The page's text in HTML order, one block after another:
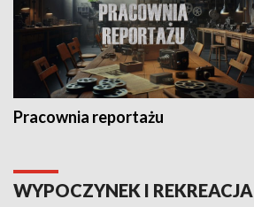
Pracownia reportażu
WYPOCZYNEK I REKREACJA